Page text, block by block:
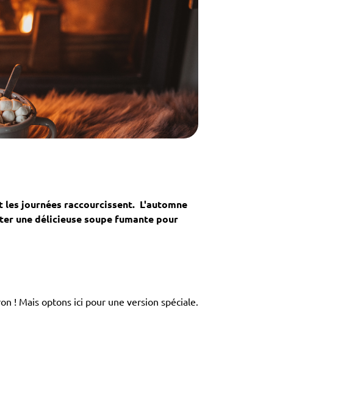
journées raccourcissent. L'automne
une délicieuse soupe fumante pour
! Mais optons ici pour une version spéciale.